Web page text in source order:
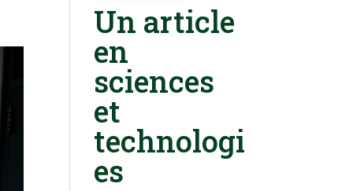
Un article
en
sciences
et
technologi
es